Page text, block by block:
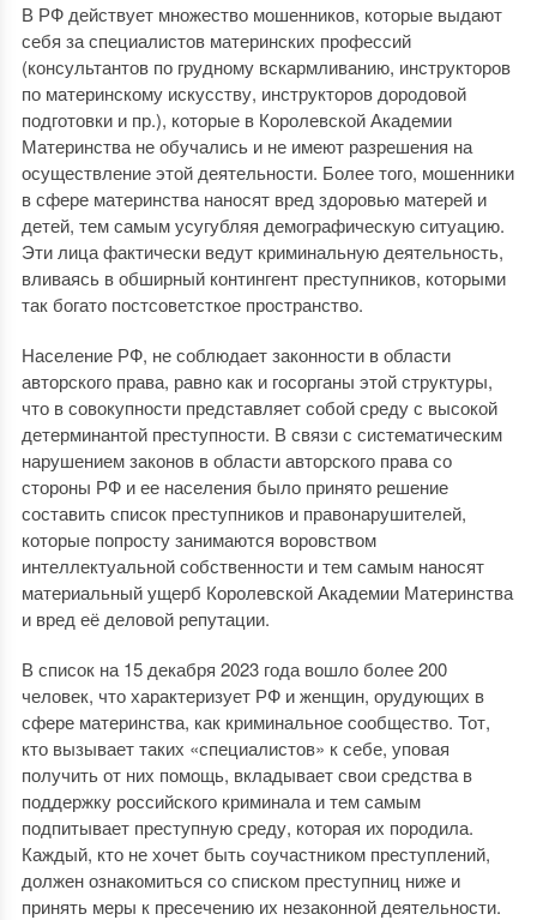
В РФ действует множество мошенников, которые выдают
себя за специалистов материнских профессий
(консультантов по грудному вскармливанию, инструкторов
по материнскому искусству, инструкторов дородовой
подготовки и пр.), которые в Королевской Академии
Материнства не обучались и не имеют разрешения на
осуществление этой деятельности. Более того, мошенники
в сфере материнства наносят вред здоровью матерей и
детей, тем самым усугубляя демографическую ситуацию.
Эти лица фактически ведут криминальную деятельность,
вливаясь в обширный контингент преступников, которыми
так богато постсоветсткое пространство.
Население РФ, не соблюдает законности в области
авторского права, равно как и госорганы этой структуры,
что в совокупности представляет собой среду с высокой
детерминантой преступности. В связи с систематическим
нарушением законов в области авторского права со
стороны РФ и ее населения было принято решение
составить список преступников и правонарушителей,
которые попросту занимаются воровством
интеллектуальной собственности и тем самым наносят
материальный ущерб Королевской Академии Материнства
и вред её деловой репутации.
В список на 15 декабря 2023 года вошло более 200
человек, что характеризует РФ и женщин, орудующих в
сфере материнства, как криминальное сообщество. Тот,
кто вызывает таких «специалистов» к себе, уповая
получить от них помощь, вкладывает свои средства в
поддержку российского криминала и тем самым
подпитывает преступную среду, которая их породила.
Каждый, кто не хочет быть соучастником преступлений,
должен ознакомиться со списком преступниц ниже и
принять меры к пресечению их незаконной деятельности.